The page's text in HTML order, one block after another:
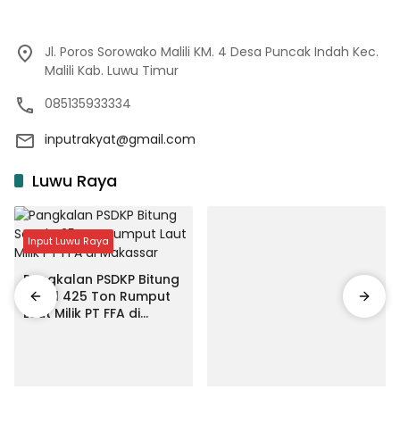
Jl. Poros Sorowako Malili KM. 4 Desa Puncak Indah Kec.
Malili Kab. Luwu Timur
085135933334
inputrakyat@gmail.com
Luwu Raya
Input Luwu Raya
Pangkalan PSDKP Bitung
Segel 425 Ton Rumput
Laut Milik PT FFA di